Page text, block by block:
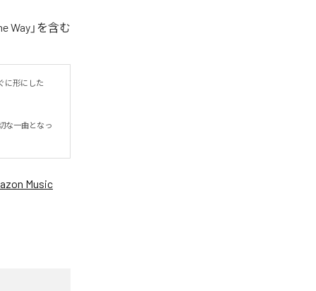
Way」を含む
に形にした
な一曲となっ
Music